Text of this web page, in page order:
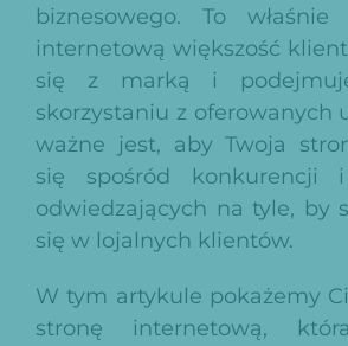
biznesowego. To
internetową większość
się z marką i
skorzystaniu z oferowanych
ważne jest, aby Twoja
się spośród konkurencji i
odwiedzających na tyle, by
się w lojalnych klientów.
W tym artykule pokażemy
stronę internetową,